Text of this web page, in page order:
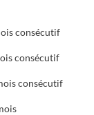
consécutif
consécutif
consécutif